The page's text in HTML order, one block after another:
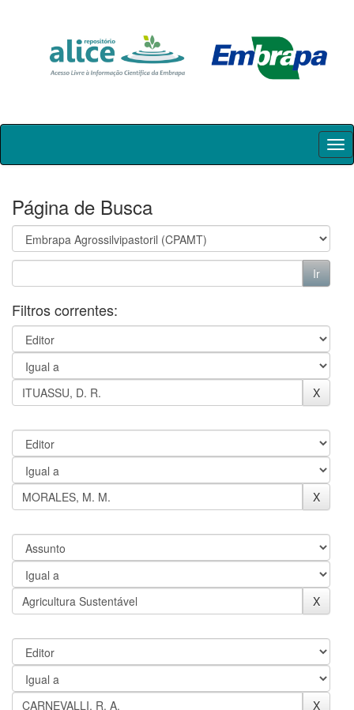
Skip
Página de Busca
Filtros correntes: